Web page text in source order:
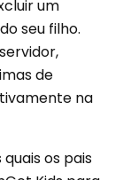
um
seu filho.
de
na
os pais